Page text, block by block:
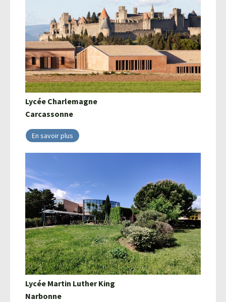
Lycée Charlemagne
Carcassonne
En savoir plus
Lycée Martin Luther King
Narbonne